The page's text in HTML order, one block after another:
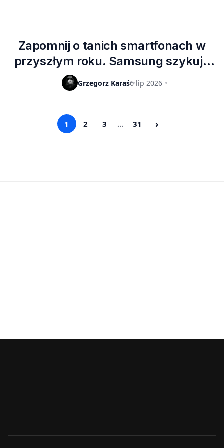
Zapomnij o tanich smartfonach w
przyszłym roku. Samsung szykuje
trzecią z rzędu podwyżkę cen
pamięci DRAM
Grzegorz Karaś6 lip 2026
1 2 3 … 31 ›